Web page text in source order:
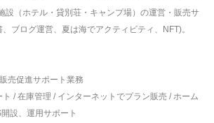
設（ホテル・貸別荘・キャンプ場）の運営・販売サ
ブログ運営、夏は海でアクティビティ、NFT)。
売促進サポート業務
/ 在庫管理 / インターネットでプラン販売 / ホーム
設、運用サポート